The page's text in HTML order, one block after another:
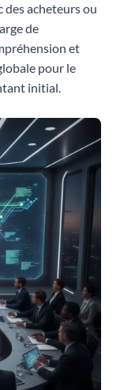
des acheteurs ou
de
et
pour le
initial.